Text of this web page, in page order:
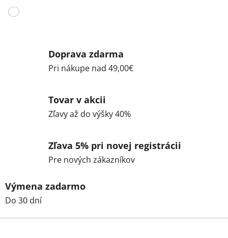
Doprava zdarma
Pri nákupe nad 49,00€
Tovar v akcii
Zľavy až do výšky 40%
Zľava 5% pri novej registrácii
Pre nových zákazníkov
Výmena zadarmo
Do 30 dní
Z